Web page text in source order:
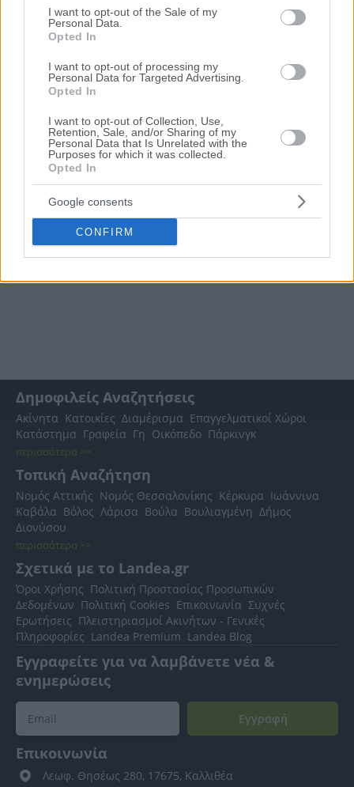
use your data for below specified purposes in below Google
consent section.
I want to opt-out of the Sale of my
Personal Data.
Opted In
I want to opt-out of processing my
Personal Data for Targeted Advertising.
Opted In
I want to opt-out of Collection, Use,
Retention, Sale, and/or Sharing of my
Personal Data that Is Unrelated with the
Purposes for which it was collected.
Opted In
Google consents
CONFIRM
Ψάχνετε για
Βάρης - Βούλας - Βουλιαγμένης; Εδώ μπορείτε να βρείτε την
επίσημη λίστα με τουςηλεκτρονικούς πλειστηριασμούς
ακινήτωνσε Δήμος Βάρης - Βούλας - Βουλιαγμένης
αναζήτησης μπορείτε να περιορίσετε τα ακίνητα και να
επιλέξετε αυτό που ταιριάζει στις ανάγκες σας.
Δημοφιλείς Αναζητήσεις
Ακίνητα Κατοικίες Διαμέρισμα Επαγγελματικοί Χώροι
Κατάστημα Γραφεία Γη Οικόπεδο Πάρκινγκ
περισσότερα >>
Τοπική Αναζήτηση
Νομός Αττικής Νομός Θεσσαλονίκης Κέρκυρα Ιωάννινα
Καβάλα Βόλος Λάρισα Βούλα Βουλιαγμένη Δήμος
Διονύσου
περισσότερα >>
Σχετικά με το Landea.gr
Όροι Χρήσης Πολιτική Προστασίας Προσωπικών
Δεδομένων Πολιτική Cookies Επικοινωνία Συχνές
Ερωτήσεις Πλειστηριασμοί Ακινήτων - Γενικές
Πληροφορίες Landea Premium Landea Blog
Εγγραφείτε για να λαμβάνετε νέα &
ενημερώσεις
Εγγραφή
Επικοινωνία
Λεωφ. Θησέως 280, 17675, Καλλιθέα